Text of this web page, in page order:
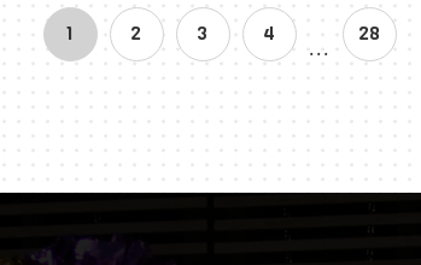
1 2 3 4 ... 28